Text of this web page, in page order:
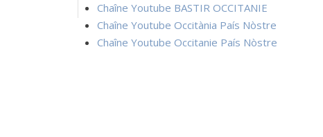
Chaîne Youtube BASTIR OCCITANIE
Chaîne Youtube Occitània País Nòstre
Chaîne Youtube Occitanie País Nòstre